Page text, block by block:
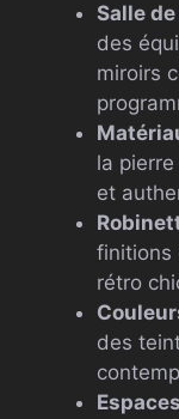
Salle
des
miroirs
la
et
finitions
rétro
des